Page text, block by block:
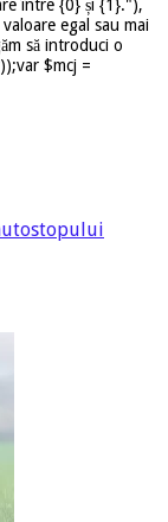
între {0} și {1}."),
egal sau mai
să introduci o
$mcj =